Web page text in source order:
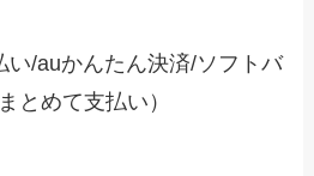
い/auかんたん決済/ソフトバ
とめて支払い）